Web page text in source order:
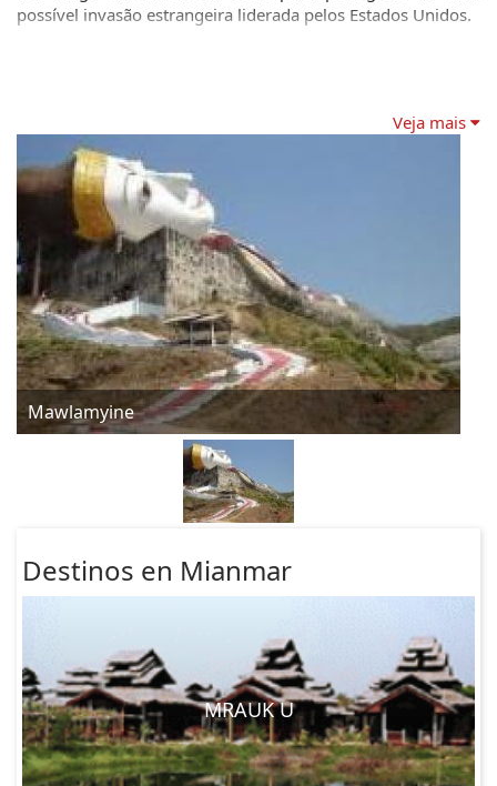
possível invasão estrangeira liderada pelos Estados Unidos.
Veja mais
Mawlamyine
Destinos en Mianmar
MRAUK U